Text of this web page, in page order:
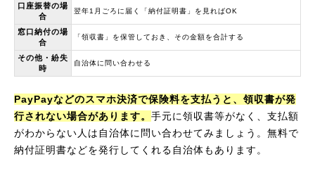
口座振替の場
合
翌年1月ごろに届く「納付証明書」を見ればOK
窓口納付の場
合
「領収書」を保管しておき、その金額を合計する
その他・紛失
時
自治体に問い合わせる
PayPayなどのスマホ決済で保険料を支払うと、領収書が発
行されない場合があります。 手元に領収書等がなく、支払額
がわからない人は自治体に問い合わせてみましょう。無料で
納付証明書などを発行してくれる自治体もあります。